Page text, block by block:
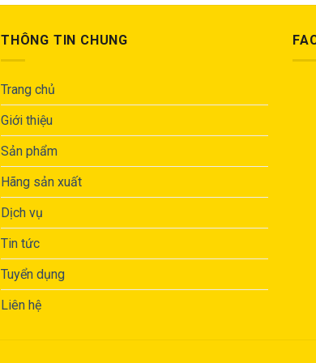
THÔNG TIN CHUNG
Trang chủ
Giới thiệu
Sản phẩm
Hãng sản xuất
Dịch vụ
Tin tức
Tuyển dụng
Liên hệ